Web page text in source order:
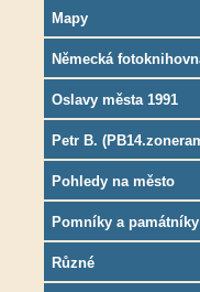
Mapy
Německá
Oslavy města 1991
Petr B.
Pohledy na město
Pomníky a památníky
Různé